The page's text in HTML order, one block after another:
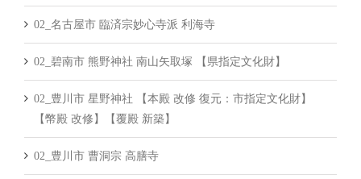
02_名古屋市 臨済宗妙心寺派 利海寺
02_碧南市 熊野神社 南山矢取塚 【県指定文化財】
02_豊川市 星野神社 【本殿 改修 復元：市指定文化財】
【幣殿 改修】【覆殿 新築】
02_豊川市 曹洞宗 高膳寺